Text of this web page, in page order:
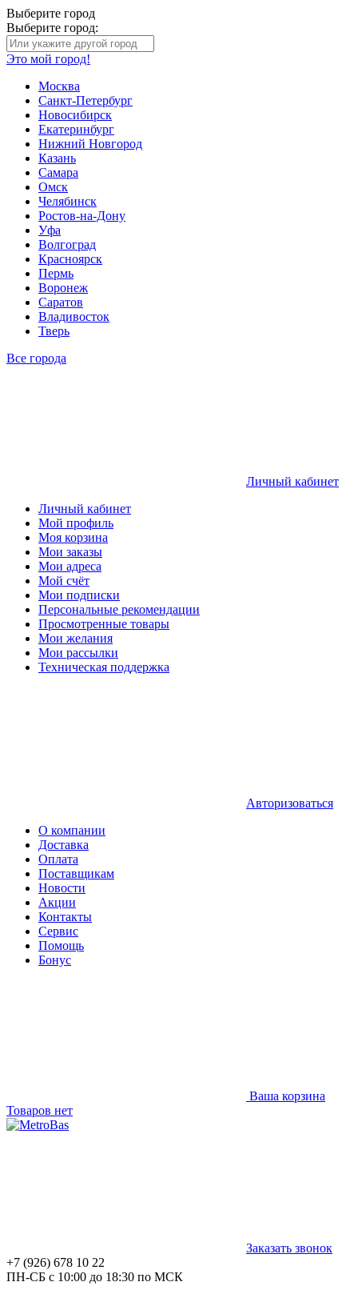
Выберите город
Выберите город:
Это мой город!
Москва
Санкт-Петербург
Новосибирск
Екатеринбург
Нижний Новгород
Казань
Самара
Омск
Челябинск
Ростов-на-Дону
Уфа
Волгоград
Красноярск
Пермь
Воронеж
Саратов
Владивосток
Тверь
Все города
Личный кабинет
Личный кабинет
Мой профиль
Моя корзина
Мои заказы
Мои адреса
Мой счёт
Мои подписки
Персональные рекомендации
Просмотренные товары
Мои желания
Мои рассылки
Техническая поддержка
Авторизоваться
О компании
Доставка
Оплата
Поставщикам
Новости
Акции
Контакты
Сервис
Помощь
Бонус
Ваша корзина
Товаров нет
Заказать звонок
+7 (926) 678 10 22
ПН-СБ с 10:00 до 18:30 по МСК